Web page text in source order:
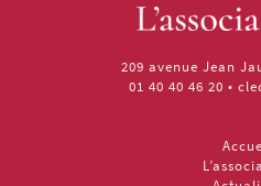
209 avenue Jean
01 40 40 46 20 •